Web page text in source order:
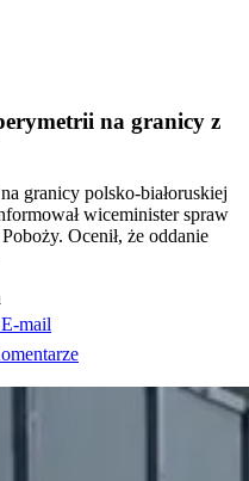
na granicy z
granicy polsko-białoruskiej
wiceminister spraw
Ocenił, że oddanie
E-mail